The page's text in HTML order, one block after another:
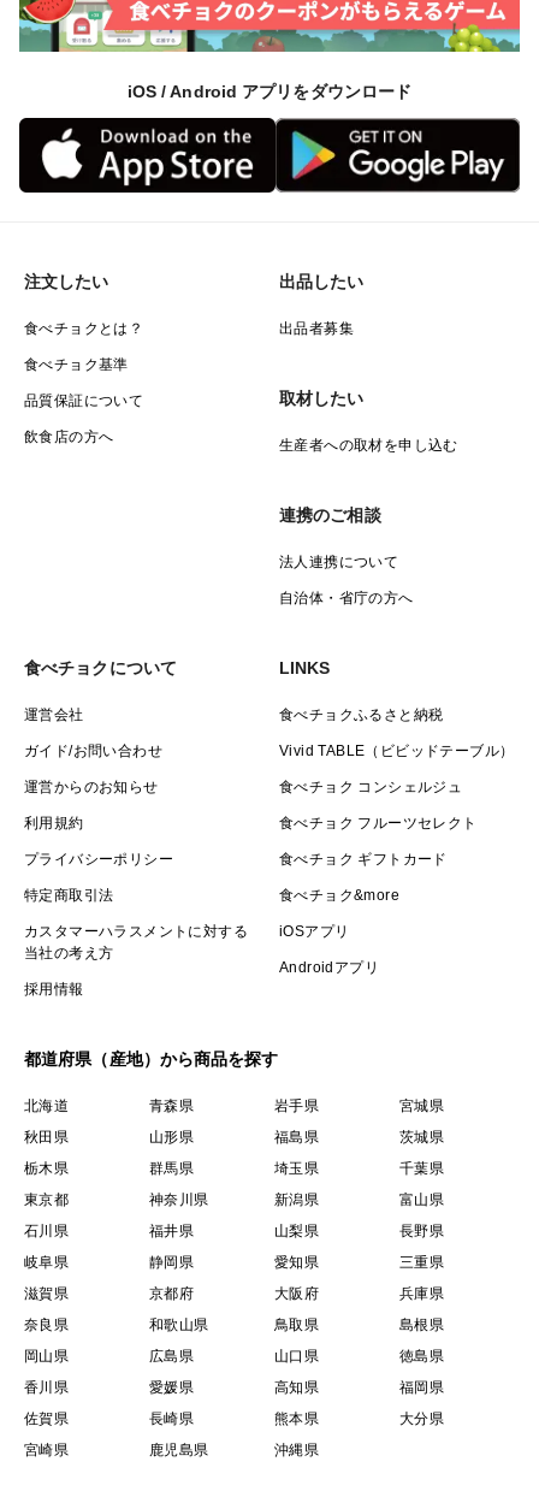
iOS / Android アプリをダウンロード
注文したい
食べチョクとは？
食べチョク基準
品質保証について
飲食店の方へ
出品したい
出品者募集
取材したい
生産者への取材を申し込む
連携のご相談
法人連携について
自治体・省庁の方へ
食べチョクについて
運営会社
ガイド/お問い合わせ
運営からのお知らせ
利用規約
プライバシーポリシー
特定商取引法
カスタマーハラスメントに対する
当社の考え方
採用情報
LINKS
食べチョクふるさと納税
Vivid TABLE（ビビッドテーブル）
食べチョク コンシェルジュ
食べチョク フルーツセレクト
食べチョク ギフトカード
食べチョク&more
iOSアプリ
Androidアプリ
都道府県（産地）から商品を探す
北海道 青森県 岩手県
宮城県
秋田県
山形県 福島県
茨城県
栃木県
群馬県 埼玉県
千葉県
東京都
神奈川県 新潟県
富山県
石川県
福井県 山梨県
長野県
岐阜県
静岡県 愛知県
三重県
滋賀県
京都府 大阪府
兵庫県
奈良県
和歌山県 鳥取県
島根県
岡山県
広島県 山口県
徳島県
香川県
愛媛県 高知県
福岡県
佐賀県
長崎県 熊本県
大分県
宮崎県
鹿児島県 沖縄県